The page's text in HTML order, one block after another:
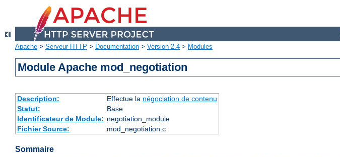
Apache > Serveur HTTP > Documentation > Version 2.4 > Modules
Module Apache mod_negotiation
Description: Effectue la négociation de contenu
Statut:
Base
Identificateur de Module: negotiation_module
Fichier Source:
mod_negotiation.c
Sommaire